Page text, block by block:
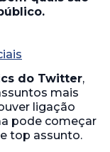
do Twitter,
mais
ligação
pode começar
top assunto.